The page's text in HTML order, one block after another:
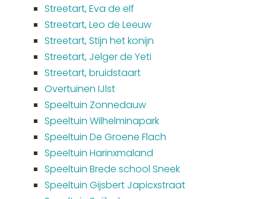
Streetart, Eva de elf
Streetart, Leo de Leeuw
Streetart, Stijn het konijn
Streetart, Jelger de Yeti
Streetart, bruidstaart
Overtuinen IJlst
Speeltuin Zonnedauw
Speeltuin Wilhelminapark
Speeltuin De Groene Flach
Speeltuin Harinxmaland
Speeltuin Brede school Sneek
Speeltuin Gijsbert Japicxstraat